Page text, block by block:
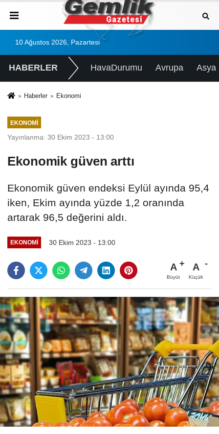
10 Ağustos 2026, Pazartesi
HABERLER HavaDurumu Avrupa Asya
Haberler Ekonomi
EKONOMI
Yayınlanma: 30 Ekim 2023 - 13:00
Ekonomik güven arttı
Ekonomik güven endeksi Eylül ayında 95,4
iken, Ekim ayında yüzde 1,2 oranında
artarak 96,5 değerini aldı.
EKONOMI 30 Ekim 2023 - 13:00
A
Büyüt
A
Küçült